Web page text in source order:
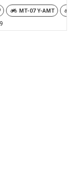
宮オリジナル
MT-07 Y-AMT